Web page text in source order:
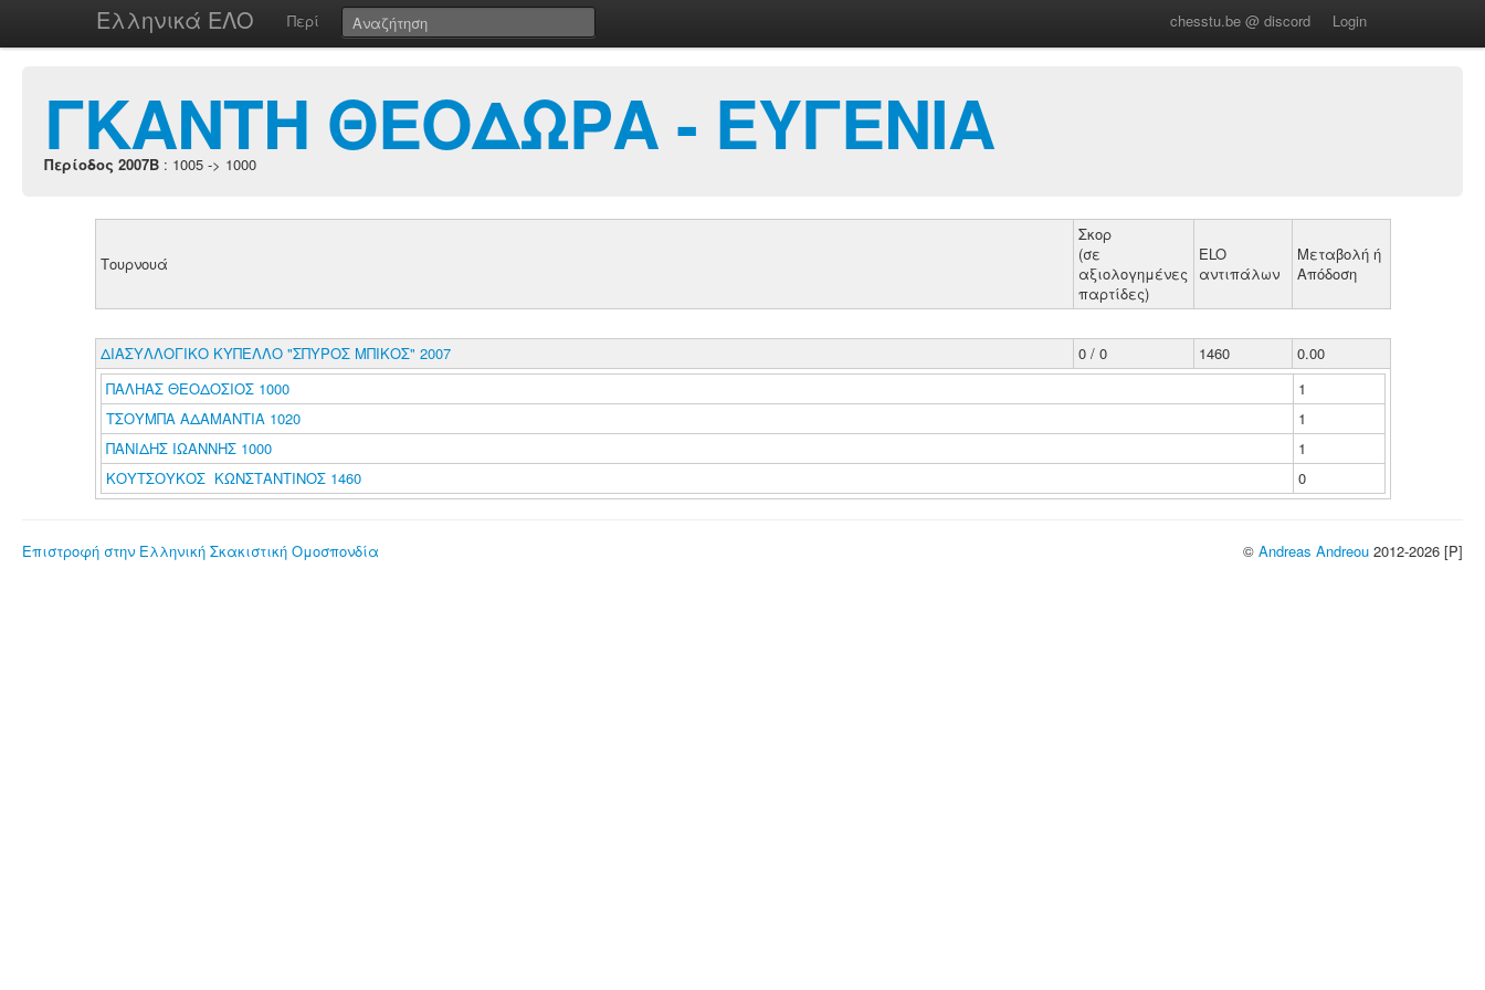
Ελληνικά ΕΛΟ Περί chesstu.be @ discord Login
ΓΚΑΝΤΗ ΘΕΟΔΩΡΑ - ΕΥΓΕΝΙΑ
Περίοδος 2007B : 1005 -> 1000
Τουρνουά
Σκορ
(σε
αξιολογημένες
παρτίδες)
ELO
αντιπάλων
Μεταβολή ή
Απόδοση
ΔΙΑΣΥΛΛΟΓΙΚΟ ΚΥΠΕΛΛΟ "ΣΠΥΡΟΣ ΜΠΙΚΟΣ" 2007 0 / 0 1460
0.00
ΠΑΛΗΑΣ ΘΕΟΔΟΣΙΟΣ 1000
1
ΤΣΟΥΜΠΑ ΑΔΑΜΑΝΤΙΑ 1020
1
ΠΑΝΙΔΗΣ ΙΩΑΝΝΗΣ 1000
1
ΚΟΥΤΣΟΥΚΟΣ ΚΩΝΣΤΑΝΤΙΝΟΣ 1460
0
Επιστροφή στην Ελληνική Σκακιστική Ομοσπονδία © Andreas Andreou 2012-2026 [P]